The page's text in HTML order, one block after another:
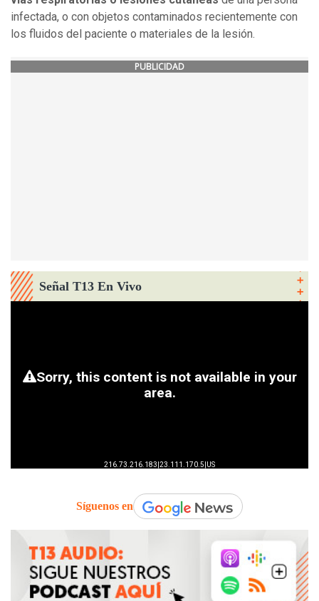
infectada, o con objetos contaminados recientemente con
los fluidos del paciente o materiales de la lesión.
PUBLICIDAD
Señal T13 En Vivo
Síguenos en